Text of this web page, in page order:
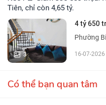
Tiên, chỉ còn 4,65 tỷ.
3
4 tỷ 650
Phường
16-07-2026
Có thể bạn quan tâm